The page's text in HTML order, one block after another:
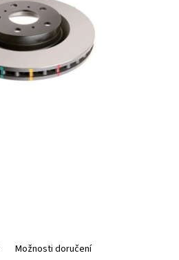
Možnosti doručení